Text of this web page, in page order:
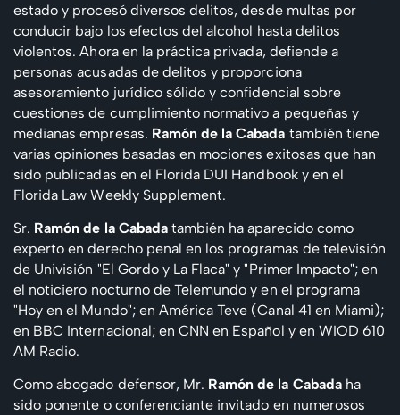
estado y procesó diversos delitos, desde multas por
conducir bajo los efectos del alcohol hasta delitos
violentos. Ahora en la práctica privada, defiende a
personas acusadas de delitos y proporciona
asesoramiento jurídico sólido y confidencial sobre
cuestiones de cumplimiento normativo a pequeñas y
medianas empresas. Ramón de la Cabada también tiene
varias opiniones basadas en mociones exitosas que han
sido publicadas en el Florida DUI Handbook y en el
Florida Law Weekly Supplement.
Sr. Ramón de la Cabadatambién ha aparecido como
experto en derecho penal en los programas de televisión
de Univisión "El Gordo y La Flaca" y "Primer Impacto"; en
el noticiero nocturno de Telemundo y en el programa
"Hoy en el Mundo"; en América Teve (Canal 41 en Miami);
en BBC Internacional; en CNN en Español y en WIOD 610
AM Radio.
Como abogado defensor, Mr. Ramón de la Cabadaha
sido ponente o conferenciante invitado en numerosos